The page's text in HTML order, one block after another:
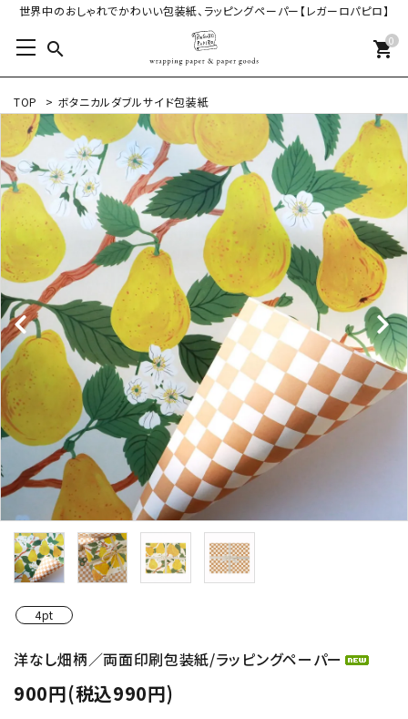
世界中のおしゃれでかわいい包装紙、ラッピングペーパー【レガーロパピロ】
search 0
shopping_cart
TOP > ボタニカルダブルサイド包装紙
4pt
洋なし畑柄／両面印刷包装紙/ラッピングペーパー
900円(税込990円)